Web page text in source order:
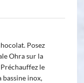
Posez
Ohra sur la
le
bassine inox,